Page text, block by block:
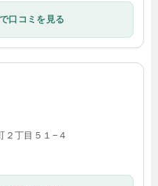
口コミを見る
２丁目５１−４